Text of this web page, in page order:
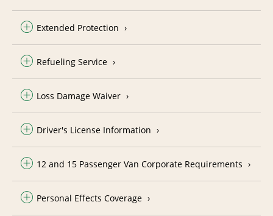
Extended Protection
Refueling Service
Loss Damage Waiver
Driver's License Information
12 and 15 Passenger Van Corporate Requirements
Personal Effects Coverage